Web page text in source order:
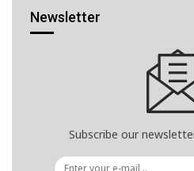
Newsletter
Subscribe our